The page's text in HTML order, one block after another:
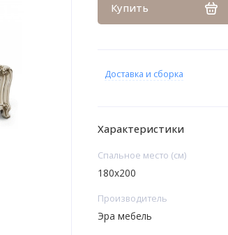
Купить
Доставка и сборка
Характеристики
Спальное место (см)
180х200
Производитель
Эра мебель